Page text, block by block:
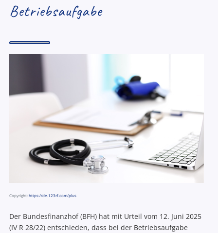
Betriebsaufgabe
Copyright:https://de.123rf.com/plus
Der Bundesfinanzhof (BFH) hat mit Urteil vom 12. Juni 2025
(IV R 28/22) entschieden, dass bei der Betriebsaufgabe